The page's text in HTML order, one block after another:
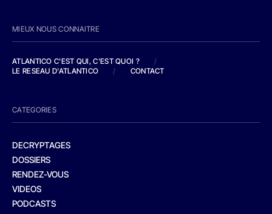
MIEUX NOUS CONNAITRE
ATLANTICO C'EST QUI, C'EST QUOI ?
/
LE RESEAU D'ATLANTICO
/ CONTACT
CATEGORIES
DECRYPTAGES
DOSSIERS
RENDEZ-VOUS
VIDEOS
PODCASTS